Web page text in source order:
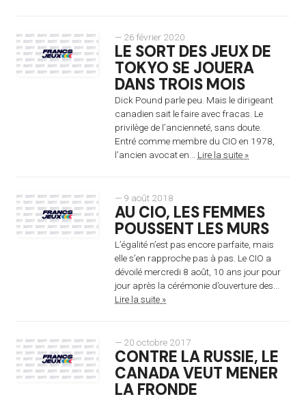
— 26 février 2020
LE SORT DES JEUX DE
TOKYO SE JOUERA
DANS TROIS MOIS
Dick Pound parle peu. Mais le dirigeant
canadien sait le faire avec fracas. Le
privilège de l’ancienneté, sans doute.
Entré comme membre du CIO en 1978,
l’ancien avocat en... Lire la suite »
— 9 août 2018
AU CIO, LES FEMMES
POUSSENT LES MURS
L’égalité n’est pas encore parfaite, mais
elle s’en rapproche pas à pas. Le CIO a
dévoilé mercredi 8 août, 10 ans jour pour
jour après la cérémonie d’ouverture des...
Lire la suite »
— 20 octobre 2017
CONTRE LA RUSSIE, LE
CANADA VEUT MENER
LA FRONDE